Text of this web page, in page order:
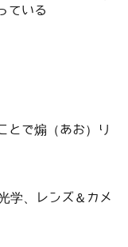
ている
とで煽（あお）り
学、レンズ＆カメ